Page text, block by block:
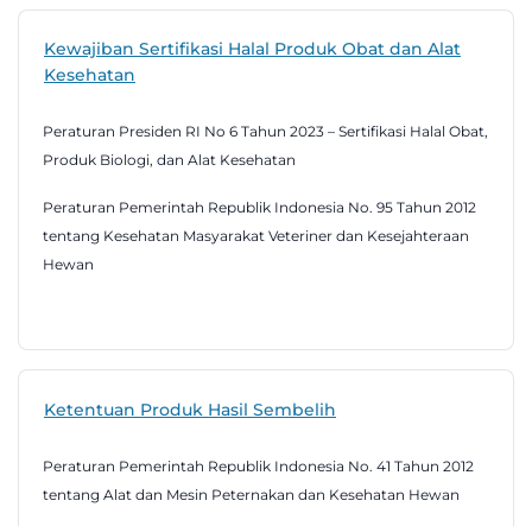
Kewajiban Sertifikasi Halal Produk Obat dan Alat
Kesehatan
Peraturan Presiden RI No 6 Tahun 2023 – Sertifikasi Halal Obat,
Produk Biologi, dan Alat Kesehatan
Peraturan Pemerintah Republik Indonesia No. 95 Tahun 2012
tentang Kesehatan Masyarakat Veteriner dan Kesejahteraan
Hewan
Ketentuan Produk Hasil Sembelih
Peraturan Pemerintah Republik Indonesia No. 41 Tahun 2012
tentang Alat dan Mesin Peternakan dan Kesehatan Hewan